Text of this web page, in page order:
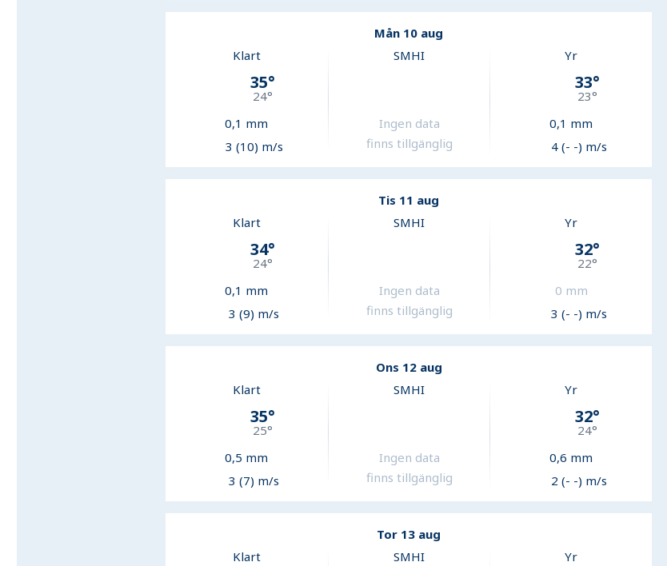
Mån 10 aug
Klart
35°
24°
0,1 mm
3 (10) m/s
SMHI
Ingen data
finns tillgänglig
Yr
33°
23°
0,1 mm
4 (- -) m/s
Tis 11 aug
Klart
34°
24°
0,1 mm
3 (9) m/s
SMHI
Ingen data
finns tillgänglig
Yr
32°
22°
0 mm
3 (- -) m/s
Ons 12 aug
Klart
35°
25°
0,5 mm
3 (7) m/s
SMHI
Ingen data
finns tillgänglig
Yr
32°
24°
0,6 mm
2 (- -) m/s
Tor 13 aug
Klart
SMHI Yr